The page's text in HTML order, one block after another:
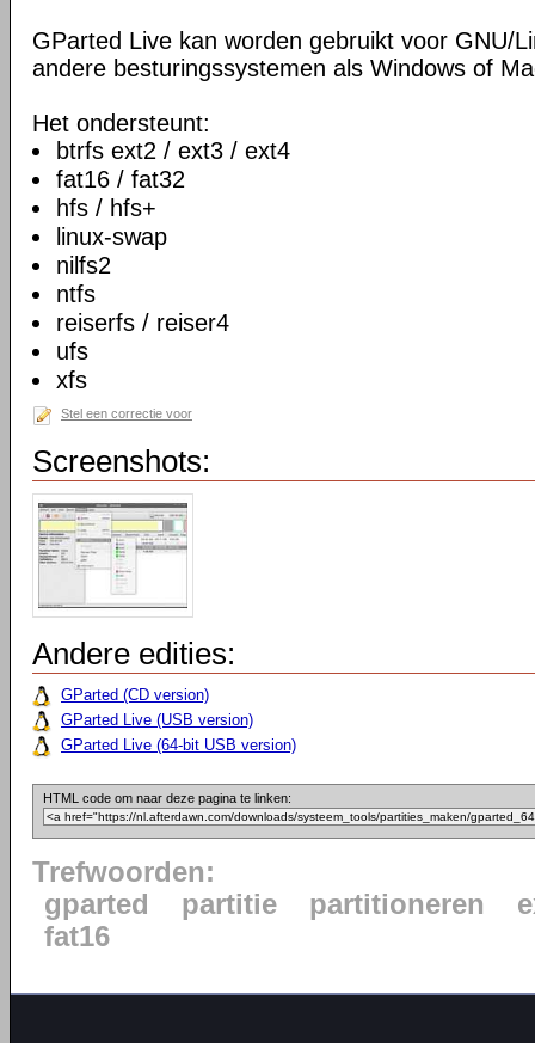
GParted Live kan worden gebruikt voor GNU/
andere besturingssystemen als Windows of
Het ondersteunt:
btrfs ext2 / ext3 / ext4
fat16 / fat32
hfs / hfs+
linux-swap
nilfs2
ntfs
reiserfs / reiser4
ufs
xfs
Stel een correctie voor
Screenshots:
Andere edities:
GParted (CD version)
GParted Live (USB version)
GParted Live (64-bit USB version)
HTML code om naar deze pagina te linken:
Trefwoorden:
gparted
partitie partitioneren
fat16